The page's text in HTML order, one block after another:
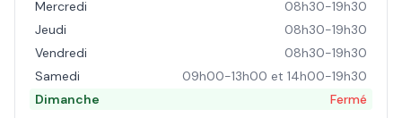
Mercredi
08h30-19h30
Jeudi
08h30-19h30
Vendredi
08h30-19h30
Samedi
09h00-13h00 et 14h00-19h30
Dimanche
Fermé